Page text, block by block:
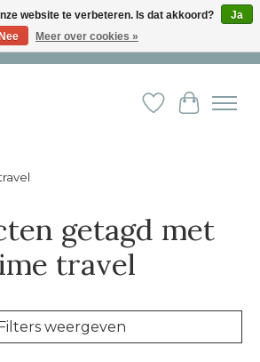
service ︱ Niet goed? Geld terug! ︱ Gratis
Verlanglijst
getagd met
travel
Filters weergeven
website te verbeteren. Is dat akkoord?
Ja
Nee
Meer over cookies »